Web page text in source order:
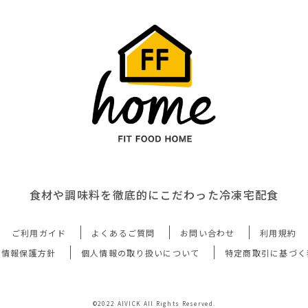
食材や調味料を徹底的にこだわった冷凍宅配食
ご利用ガイド よくあるご質問 お問い合わせ
利用規約
報保護方針
個人情報の取り扱いについて 特定商取引に基づ
©2022 AIVICK All Rights Reserved.